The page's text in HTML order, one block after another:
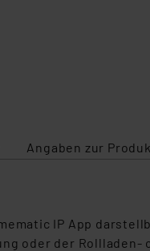
Angaben zur
IP App
oder der Rollladen-